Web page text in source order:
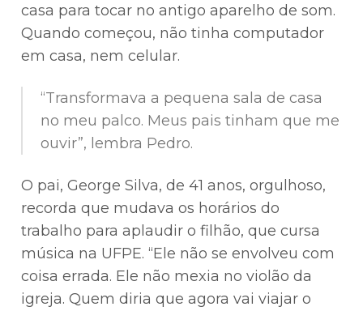
casa para tocar no antigo aparelho de som.
Quando começou, não tinha computador
em casa, nem celular.
“Transformava a pequena sala de casa
no meu palco. Meus pais tinham que me
ouvir”, lembra Pedro.
O pai, George Silva, de 41 anos, orgulhoso,
recorda que mudava os horários do
trabalho para aplaudir o filhão, que cursa
música na UFPE. “Ele não se envolveu com
coisa errada. Ele não mexia no violão da
igreja. Quem diria que agora vai viajar o